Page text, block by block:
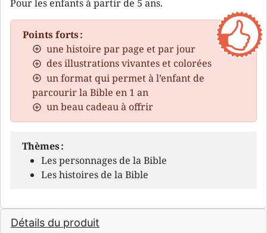
Pour les enfants à partir de 5 ans.
Points forts :
une histoire par page et par jour
des illustrations vivantes et colorées
un format qui permet à l’enfant de
parcourir la Bible en 1 an
un beau cadeau à offrir
Thèmes :
Les personnages de la Bible
Les histoires de la Bible
Détails du produit